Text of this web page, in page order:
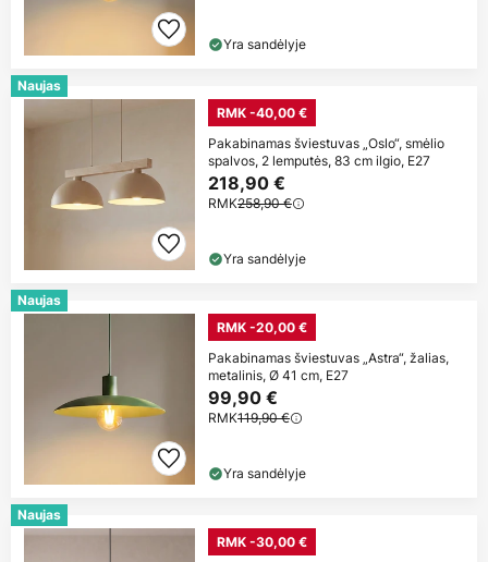
Yra sandėlyje
Naujas
RMK -40,00 €
Pakabinamas šviestuvas „Oslo“, smėlio
spalvos, 2 lemputės, 83 cm ilgio, E27
218,90 €
RMK258,90 €
Yra sandėlyje
Naujas
RMK -20,00 €
Pakabinamas šviestuvas „Astra“, žalias,
metalinis, Ø 41 cm, E27
99,90 €
RMK119,90 €
Yra sandėlyje
Naujas
RMK -30,00 €